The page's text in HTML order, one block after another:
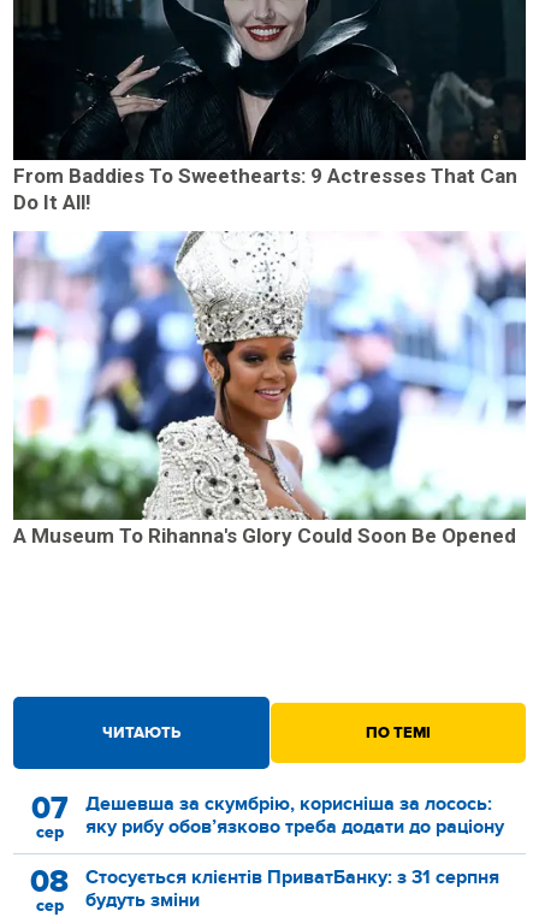
ЧИТАЮТЬ ПО ТЕМІ
07
сер
Дешевша за скумбрію, корисніша за лосось:
яку рибу обов’язково треба додати до раціону
08
сер
Стосується клієнтів ПриватБанку: з 31 серпня
будуть зміни
From Baddies To Sweethearts: 9 Actresses That Can
Do It All!
A Museum To Rihanna's Glory Could Soon Be Opened